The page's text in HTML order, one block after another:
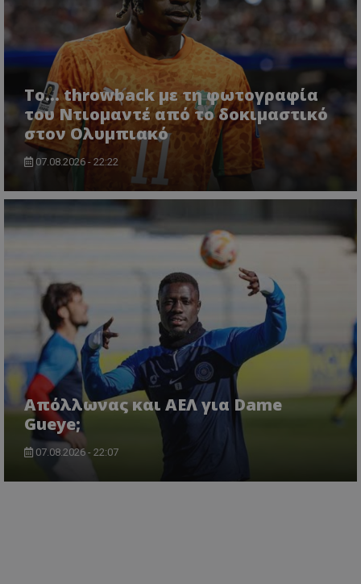
Το... throwback με τη φωτογραφία
του Ντιομαντέ από το δοκιμαστικό
στον Ολυμπιακό
07.08.2026 - 22:22
Απόλλωνας και ΑΕΛ για Dame
Gueye;
07.08.2026 - 22:07